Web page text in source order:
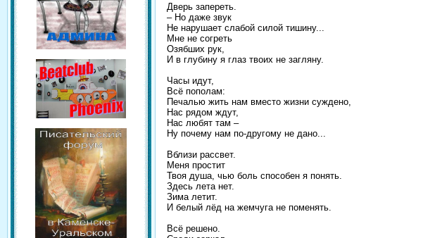
Дверь запереть.
– Но даже звук
Не нарушает слабой силой тишину...
Мне не согреть
Озябших рук,
И в глубину я глаз твоих не загляну.
Часы идут,
Всё пополам:
Печалью жить нам вместо жизни суждено,
Нас рядом ждут,
Нас любят там –
Ну почему нам по-другому не дано...
Вблизи рассвет.
Меня простит
Твоя душа, чью боль способен я понять.
Здесь лета нет.
Зима летит.
И белый лёд на жемчуга не поменять.
Всё решено.